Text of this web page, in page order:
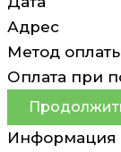
Адрес
Метод
Оплата при
Информация